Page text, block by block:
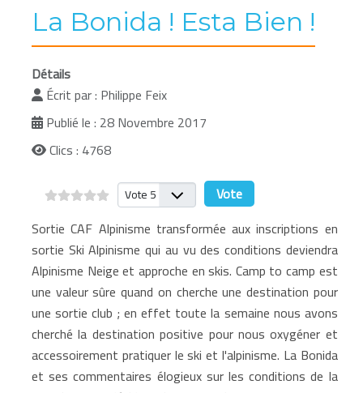
La Bonida ! Esta Bien !
Détails
Écrit par : Philippe Feix
Publié le : 28 Novembre 2017
Clics : 4768
Veuillez voter
Sortie CAF Alpinisme transformée aux inscriptions en
sortie Ski Alpinisme qui au vu des conditions deviendra
Alpinisme Neige et approche en skis. Camp to camp est
une valeur sûre quand on cherche une destination pour
une sortie club ; en effet toute la semaine nous avons
cherché la destination positive pour nous oxygéner et
accessoirement pratiquer le ski et l'alpinisme. La Bonida
et ses commentaires élogieux sur les conditions de la